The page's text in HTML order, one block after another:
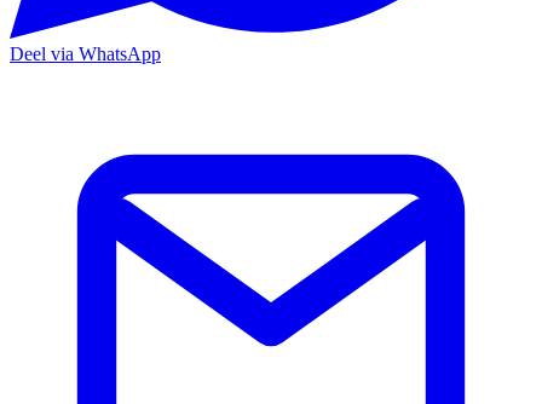
Deel via WhatsApp